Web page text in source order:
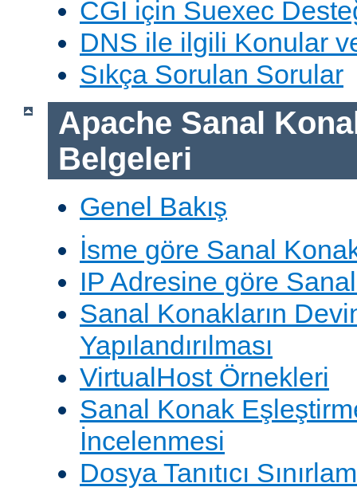
CGI için Suexec
DNS ile ilgili Konular
Sıkça Sorulan Sorular
Apache Sanal
Belgeleri
Genel Bakış
İsme göre Sanal
IP Adresine göre
Sanal Konakların
Yapılandırılması
VirtualHost Örnekleri
Sanal Konak
İncelenmesi
Dosya Tanıtıcı